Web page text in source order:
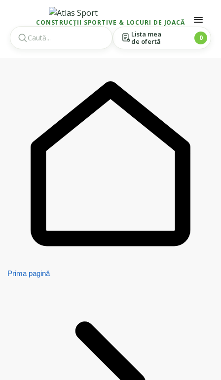
CONSTRUCȚII SPORTIVE & LOCURI DE JOACĂ
Lista mea
de ofertă
0
Prima pagină